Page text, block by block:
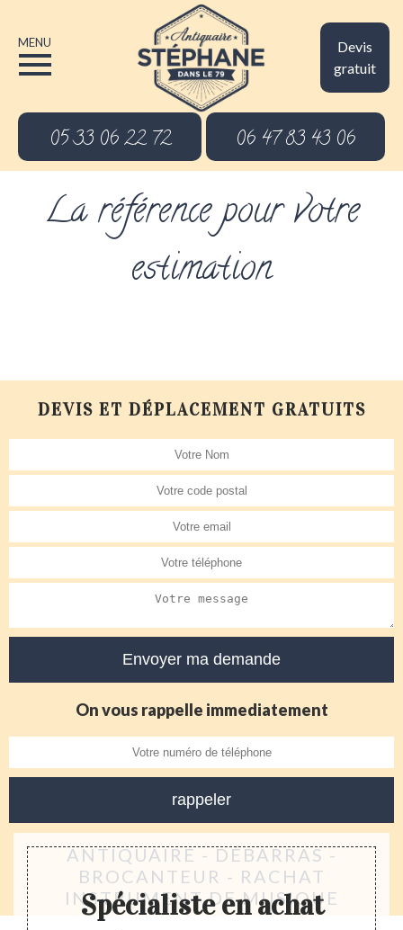
Devis
gratuit
MENU
05 33 06 22 72 06 47 83 43 06
La référence pour votre
estimation
DEVIS ET DÉPLACEMENT GRATUITS
On vous rappelle immediatement
ANTIQUAIRE - DÉBARRAS -
BROCANTEUR - RACHAT
INSTRUMENT DE MUSIQUE
Spécialiste en achat